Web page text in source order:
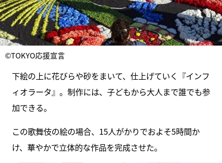
©TOKYO応援宣言
下絵の上に花びらや砂をまいて、仕上げていく『インフ
ィオラータ』。制作には、子どもから大人まで誰でも参
加できる。
この歌舞伎の絵の場合、15人がかりでおよそ5時間か
け、華やかで立体的な作品を完成させた。